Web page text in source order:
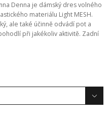
Denna je dámský dres volného
materiálu Light MESH.
ale také účinně odvádí pot a
při jakékoliv aktivitě. Zadní